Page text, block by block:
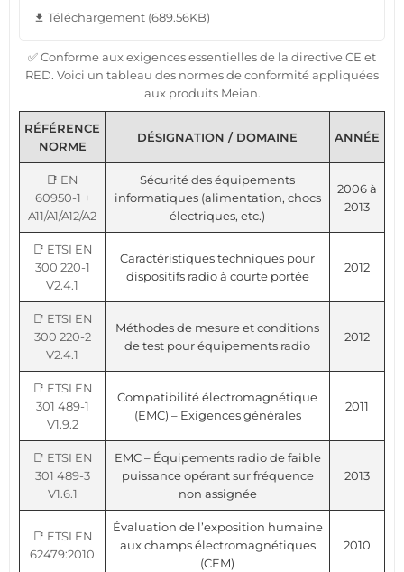
file_download Téléchargement (689.56KB)
✅ Conforme aux exigences essentielles de la directive CE et
RED. Voici un tableau des normes de conformité appliquées
aux produits Meian.
RÉFÉRENCE
NORME
DÉSIGNATION / DOMAINE ANNÉE
📑 EN
60950-1 +
A11/A1/A12/A2
Sécurité des équipements
informatiques (alimentation, chocs
électriques, etc.)
2006 à
2013
📑 ETSI EN
300 220-1
V2.4.1
Caractéristiques techniques pour
dispositifs radio à courte portée
2012
📑 ETSI EN
300 220-2
V2.4.1
Méthodes de mesure et conditions
de test pour équipements radio
2012
📑 ETSI EN
301 489-1
V1.9.2
Compatibilité électromagnétique
(EMC) – Exigences générales
2011
📑 ETSI EN
301 489-3
V1.6.1
EMC – Équipements radio de faible
puissance opérant sur fréquence
non assignée
2013
📑 ETSI EN
62479:2010
Évaluation de l’exposition humaine
aux champs électromagnétiques
(CEM)
2010